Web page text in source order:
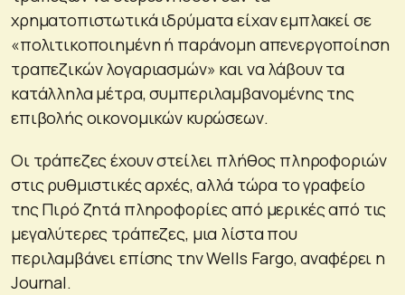
χρηματοπιστωτικά ιδρύματα είχαν εμπλακεί σε
«πολιτικοποιημένη ή παράνομη απενεργοποίηση
τραπεζικών λογαριασμών» και να λάβουν τα
κατάλληλα μέτρα, συμπεριλαμβανομένης της
επιβολής οικονομικών κυρώσεων.
Οι τράπεζες έχουν στείλει πλήθος πληροφοριών
στις ρυθμιστικές αρχές, αλλά τώρα το γραφείο
της Πιρό ζητά πληροφορίες από μερικές από τις
μεγαλύτερες τράπεζες, μια λίστα που
περιλαμβάνει επίσης την Wells Fargo, αναφέρει η
Journal.